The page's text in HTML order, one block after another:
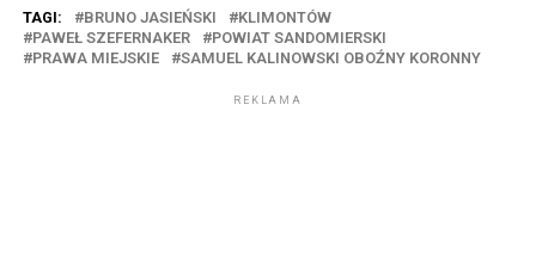
TAGI: BRUNO JASIEŃSKI
KLIMONTÓW
PAWEŁ SZEFERNAKER
POWIAT SANDOMIERSKI
PRAWA MIEJSKIE
SAMUEL KALINOWSKI OBOŹNY KORONNY
REKLAMA